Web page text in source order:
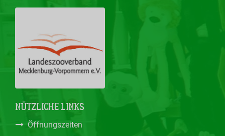
NÜTZLICHE LINKS
Öffnungszeiten